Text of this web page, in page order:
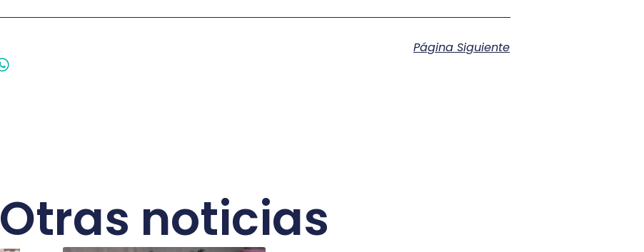
Página Siguiente
Otras noticias